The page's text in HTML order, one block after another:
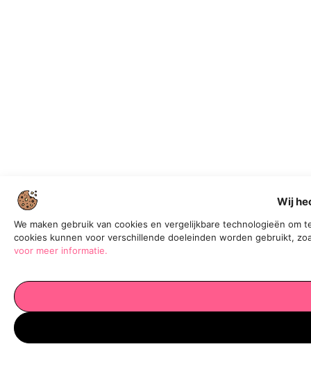
Wij
We maken gebruik van cookies en vergelijkbare technologieën
cookies kunnen voor verschillende doeleinden worden gebruikt,
voor meer informatie.